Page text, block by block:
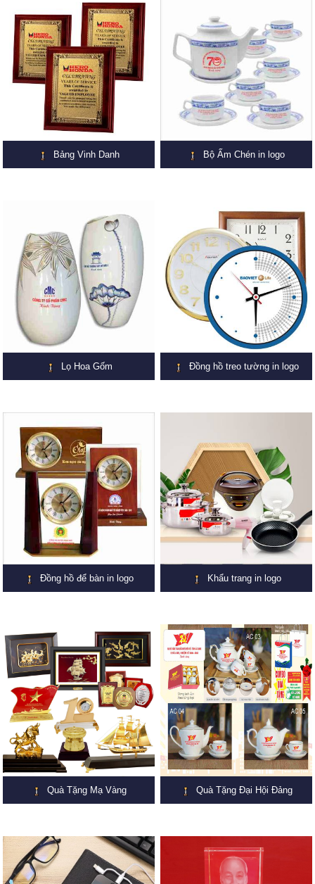
Bảng Vinh Danh Bộ Ấm Chén in logo
Lọ Hoa Gốm Đồng hồ treo tường in logo
Đồng hồ để bàn in logo Khẩu trang in logo
Quà Tặng Mạ Vàng Quà Tặng Đại Hội Đảng